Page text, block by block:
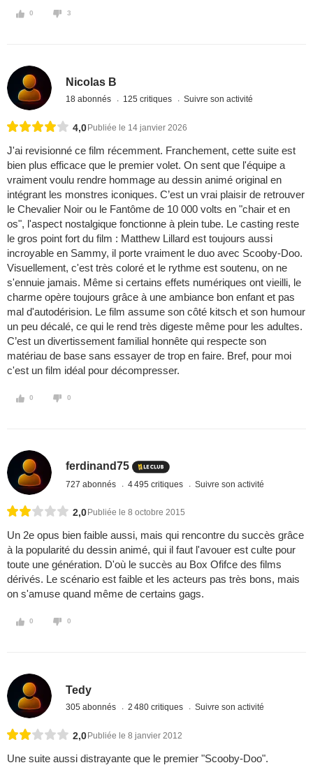
0 3
Nicolas B
18 abonnés 125 critiques Suivre son activité
4,0 Publiée le 14 janvier 2026
J'ai revisionné ce film récemment. Franchement, cette suite est
bien plus efficace que le premier volet. On sent que l'équipe a
vraiment voulu rendre hommage au dessin animé original en
intégrant les monstres iconiques. C’est un vrai plaisir de retrouver
le Chevalier Noir ou le Fantôme de 10 000 volts en "chair et en
os", l'aspect nostalgique fonctionne à plein tube. Le casting reste
le gros point fort du film : Matthew Lillard est toujours aussi
incroyable en Sammy, il porte vraiment le duo avec Scooby-Doo.
Visuellement, c'est très coloré et le rythme est soutenu, on ne
s'ennuie jamais. Même si certains effets numériques ont vieilli, le
charme opère toujours grâce à une ambiance bon enfant et pas
mal d'autodérision. Le film assume son côté kitsch et son humour
un peu décalé, ce qui le rend très digeste même pour les adultes.
C’est un divertissement familial honnête qui respecte son
matériau de base sans essayer de trop en faire. Bref, pour moi
c'est un film idéal pour décompresser.
0 0
ferdinand75
727 abonnés 4 495 critiques Suivre son activité
2,0 Publiée le 8 octobre 2015
Un 2e opus bien faible aussi, mais qui rencontre du succès grâce
à la popularité du dessin animé, qui il faut l'avouer est culte pour
toute une génération. D'où le succès au Box Ofifce des films
dérivés. Le scénario est faible et les acteurs pas très bons, mais
on s'amuse quand même de certains gags.
0 0
Tedy
305 abonnés 2 480 critiques Suivre son activité
2,0 Publiée le 8 janvier 2012
Une suite aussi distrayante que le premier "Scooby-Doo".